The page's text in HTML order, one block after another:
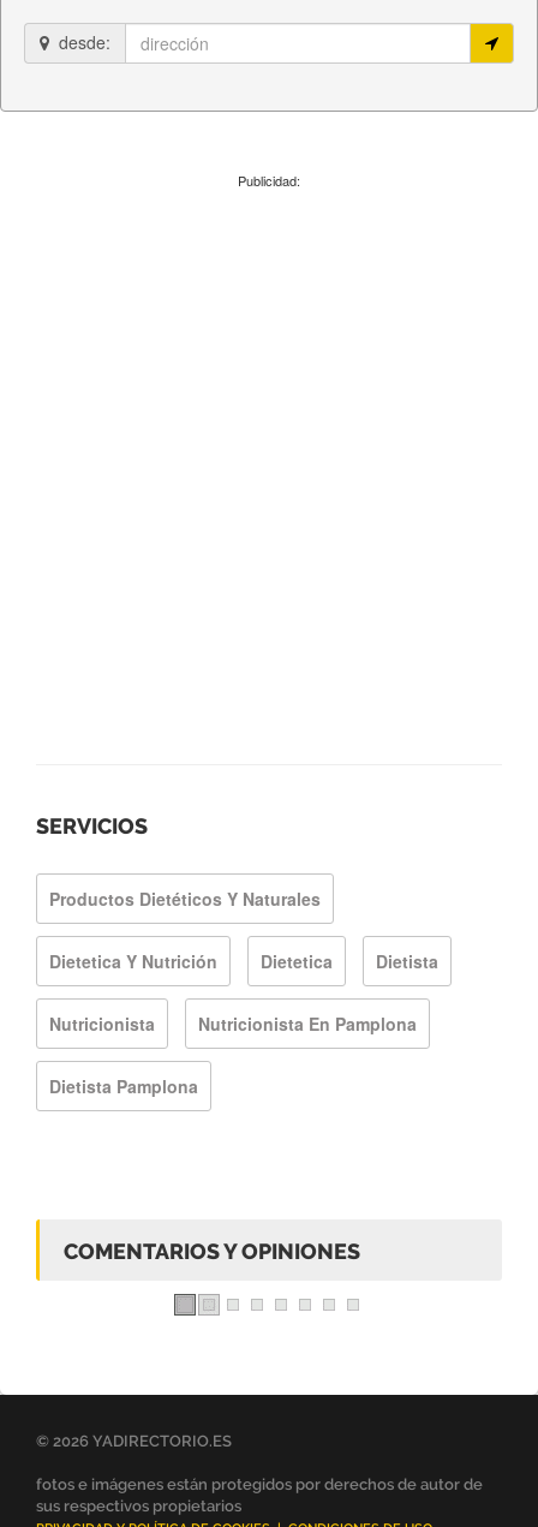
desde:
Publicidad:
SERVICIOS
Productos Dietéticos Y Naturales
Dietetica Y Nutrición Dietetica Dietista
Nutricionista Nutricionista En Pamplona
Dietista Pamplona
COMENTARIOS Y OPINIONES
© 2026 YADIRECTORIO.ES
fotos e imágenes están protegidos por derechos de autor de
sus respectivos propietarios